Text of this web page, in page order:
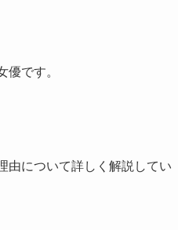
です。
由について詳しく解説してい